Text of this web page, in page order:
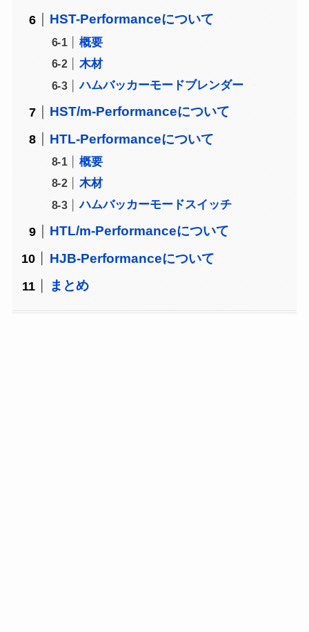
HST-Performanceについて
概要
木材
ハムバッカーモードブレンダー
HST/m-Performanceについて
HTL-Performanceについて
概要
木材
ハムバッカーモードスイッチ
HTL/m-Performanceについて
HJB-Performanceについて
まとめ